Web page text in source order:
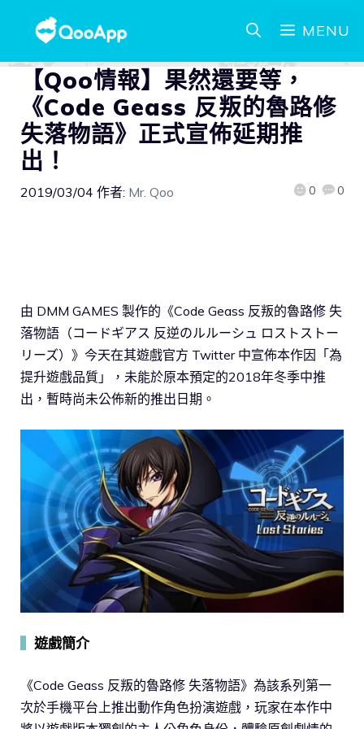
MENU
【Qoo情報】果然還要等，
《Code Geass 反叛的魯路修
失落物語》正式宣佈延期推
出！
2019/03/04 作者: Mr. Qoo 0 0
由 DMM GAMES 製作的《Code Geass 反叛的魯路修 失
落物語（コードギアス 反逆のルルーシュ ロストストー
リーズ）》今天在其遊戲官方 Twitter 中宣佈本作因「為
提升遊戲品質」，未能於原本預定的2018年冬季中推
出，暫時尚未公佈新的推出日期。
遊戲簡介
《Code Geass 反叛的魯路修 失落物語》為該系列第一
次於手機平台上推出動作角色扮演遊戲，玩家在本作中